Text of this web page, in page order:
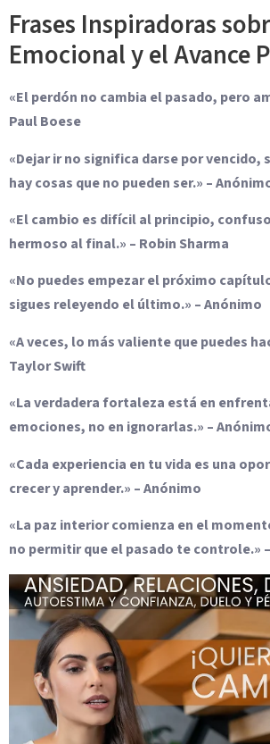
Frases Inspiradoras
Emocional y el Avance
«El perdón no cambia el pasado, pero
Paul Boese
«Dejar ir no significa darse por vencido,
hay cosas que no pueden ser.» –
«El cambio es difícil al principio,
hermoso al final.» – Robin Sharma
«No puedes empezar el próximo
sigues releyendo el último.» – Anónimo
«A veces, lo más valiente que puedes
Taylor Swift
«La verdadera fortaleza está en
emociones, no en ignorarlas.» –
«Cada experiencia en tu vida es una
crecer y aprender.» – Anónimo
«La paz interior comienza en el
no permitir que el pasado te controle.»